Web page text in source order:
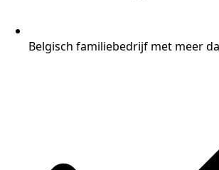
Belgisch familiebedrijf met meer